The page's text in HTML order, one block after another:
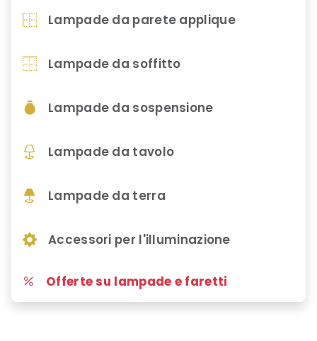
Lampade da parete applique
Lampade da soffitto
Lampade da sospensione
Lampade da tavolo
Lampade da terra
Accessori per l'illuminazione
Offerte su lampade e faretti